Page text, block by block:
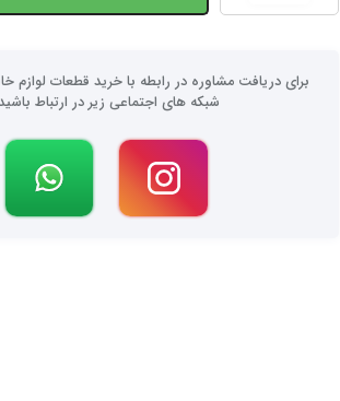
برای دریافت مشاوره در رابطه با خرید قطعات لوازم
شبکه های اجتماعی زیر در ارتباط